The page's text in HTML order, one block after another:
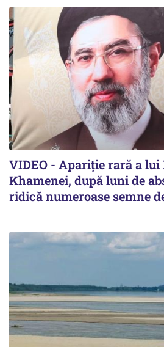
VIDEO - Apariție rară a lui
Khamenei, după luni de
ridică numeroase semne